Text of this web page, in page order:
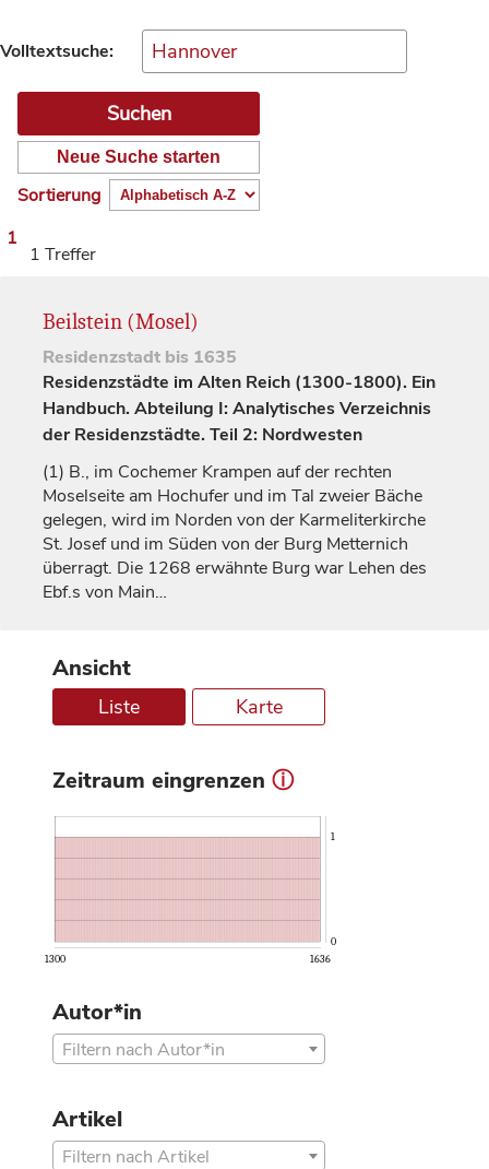
Volltextsuche:
Neue Suche starten
Sortierung
1
1 Treffer
Beilstein (Mosel)
Residenzstadt bis 1635
Residenzstädte im Alten Reich (1300-1800). Ein
Handbuch. Abteilung I: Analytisches Verzeichnis
der Residenzstädte. Teil 2: Nordwesten
(1) B., im Cochemer Krampen auf der rechten
Moselseite am Hochufer und im Tal zweier Bäche
gelegen, wird im Norden von der Karmeliterkirche
St. Josef und im Süden von der Burg Metternich
überragt. Die 1268 erwähnte Burg war Lehen des
Ebf.s von Main…
Ansicht
Liste Karte
Zeitraum eingrenzen ⓘ
1300 1636
0
1
Autor*in
Filtern nach Autor*in
Artikel
Filtern nach Artikel